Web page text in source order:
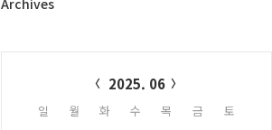
플
Archives
2025. 06
일 월 화 수 목 금
토